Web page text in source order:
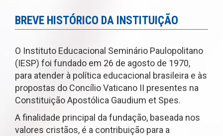
BREVE HISTÓRICO DA INSTITUIÇÃO
O Instituto Educacional Seminário Paulopolitano
(IESP) foi fundado em 26 de agosto de 1970,
para atender à política educacional brasileira e às
propostas do Concílio Vaticano II presentes na
Constituição Apostólica Gaudium et Spes.
A finalidade principal da fundação, baseada nos
valores cristãos, é a contribuição para a